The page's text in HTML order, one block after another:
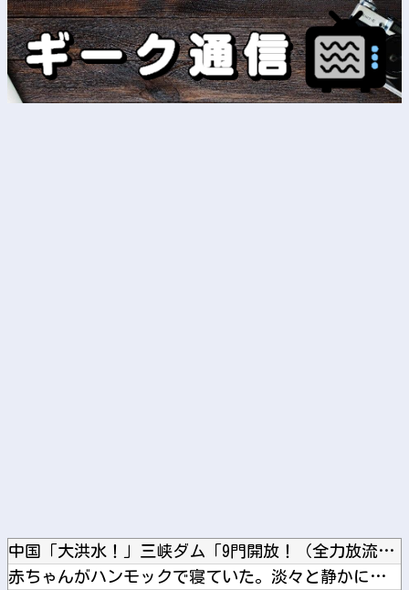
中国「大洪水！」三峡ダム「9門開放！（全力放流」中国都市「三...
赤ちゃんがハンモックで寝ていた。淡々と静かに作業中 → 無心...